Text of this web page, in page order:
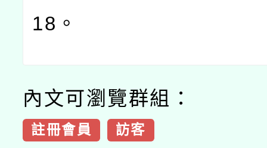
18。
內文可瀏覽群組：
註冊會員 訪客